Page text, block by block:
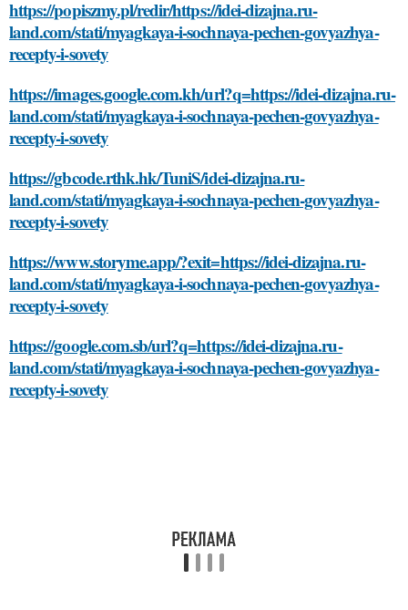
https://popiszmy.pl/redir/https://idei-dizajna.ru-
land.com/stati/myagkaya-i-sochnaya-pechen-govyazhya-
recepty-i-sovety
https://images.google.com.kh/url?q=https://idei-dizajna.ru-
land.com/stati/myagkaya-i-sochnaya-pechen-govyazhya-
recepty-i-sovety
https://gbcode.rthk.hk/TuniS/idei-dizajna.ru-
land.com/stati/myagkaya-i-sochnaya-pechen-govyazhya-
recepty-i-sovety
https://www.storyme.app/?exit=https://idei-dizajna.ru-
land.com/stati/myagkaya-i-sochnaya-pechen-govyazhya-
recepty-i-sovety
https://google.com.sb/url?q=https://idei-dizajna.ru-
land.com/stati/myagkaya-i-sochnaya-pechen-govyazhya-
recepty-i-sovety